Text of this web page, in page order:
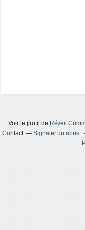
Voir le profil de Réveil
Contact
Signaler un abus